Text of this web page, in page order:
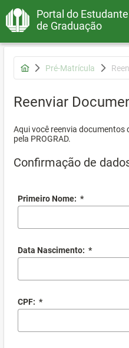
Portal do Estudante
de Graduação
Pré-Matrícula
Reenviar
Aqui você reenvia
pela PROGRAD.
Confirmação de
Primeiro Nome: *
Data Nascimento: *
CPF: *